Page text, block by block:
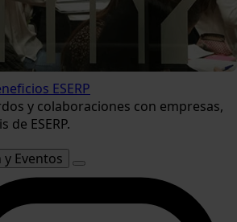
ESERP
y colaboraciones con empresas,
de ESERP.
Eventos